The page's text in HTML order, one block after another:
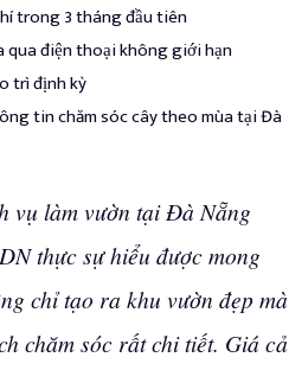
trong 3 tháng đầu tiên
qua điện thoại không giới hạn
trì định kỳ
tin chăm sóc cây theo mùa tại Đà
vụ làm vườn tại Đà Nẵng
thực sự hiểu được mong
chỉ tạo ra khu vườn đẹp mà
chăm sóc rất chi tiết. Giá cả